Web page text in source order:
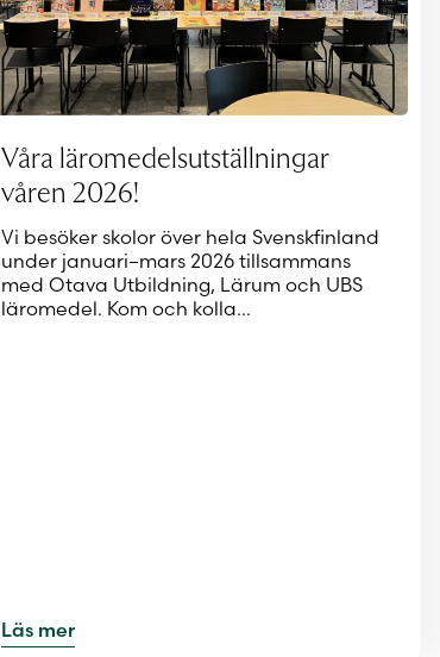
Våra läromedelsutställningar
våren 2026!
Vi besöker skolor över hela Svenskfinland
under januari–mars 2026 tillsammans
med Otava Utbildning, Lärum och UBS
läromedel. Kom och kolla…
Läs mer